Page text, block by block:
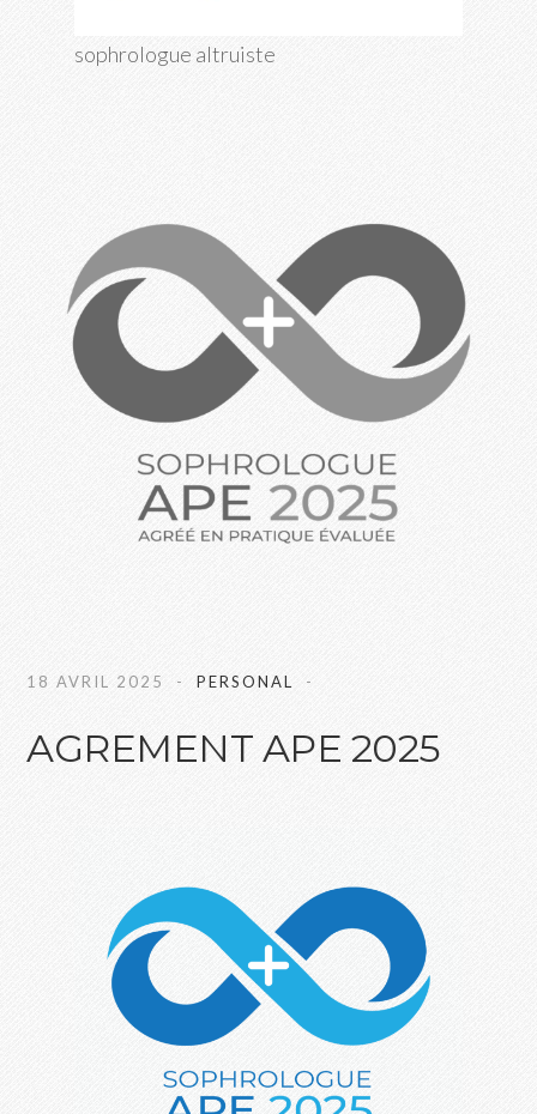
sophrologue altruiste
18 AVRIL 2025 PERSONAL
AGREMENT APE 2025